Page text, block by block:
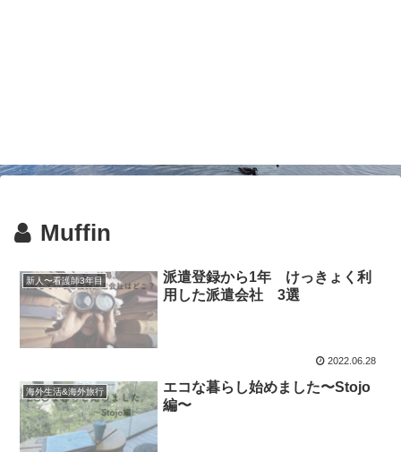
Muffin
新人〜看護師3年目
派遣登録から1年 けっきょく利
用した派遣会社 3選
2022.06.28
海外生活&海外旅行
エコな暮らし始めました〜Stojo
編〜